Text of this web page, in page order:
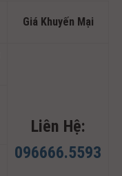
Giá Khuyến Mại
Liên Hệ:
096666.5593